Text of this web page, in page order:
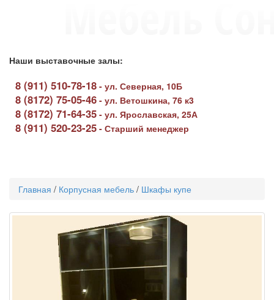
Наши выставочные залы:
8 (911) 510-78-18 - ул. Северная, 10Б
8 (8172) 75-05-46 - ул. Ветошкина, 76 к3
8 (8172) 71-64-35 - ул. Ярославская, 25А
8 (911) 520-23-25 - Старший менеджер
Главная / Корпусная мебель / Шкафы купе